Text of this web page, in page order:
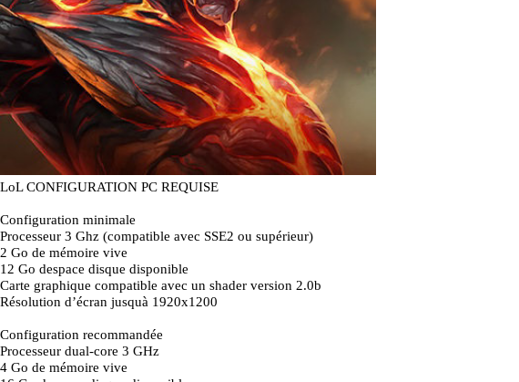
LoL CONFIGURATION PC REQUISE
Configuration minimale
Processeur 3 Ghz (compatible avec SSE2 ou supérieur)
2 Go de mémoire vive
12 Go despace disque disponible
Carte graphique compatible avec un shader version 2.0b
Résolution d’écran jusquà 1920x1200
Configuration recommandée
Processeur dual-core 3 GHz
4 Go de mémoire vive